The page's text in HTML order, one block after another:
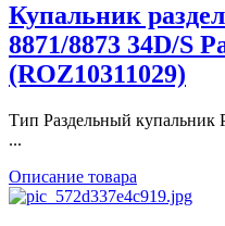
Купальник
8871/8873 34D/S
(ROZ10311029)
Тип Раздельный
...
Описание товара